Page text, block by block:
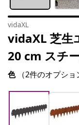
vidaXL
vidaXL 芝生
20 cm スチ
色 （2件のオプショ